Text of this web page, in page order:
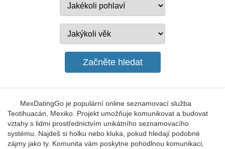
MexDatingGo je populární online seznamovací služba
Teotihuacán, Mexiko. Projekt umožňuje komunikovat a budovat
vztahy s lidmi prostřednictvím unikátního seznamovacího
systému. Najdeš si holku nebo kluka, pokud hledají podobné
zájmy jako ty. Komunita vám poskytne pohodlnou komunikaci,